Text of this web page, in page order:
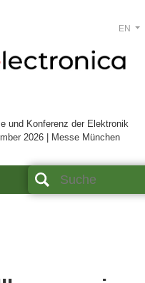
und Konferenz der Elektronik
2026 | Messe München
EN